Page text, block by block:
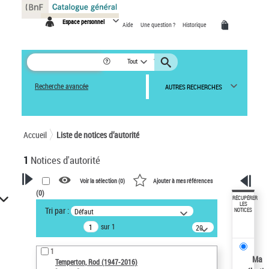
Espace personnel Aide Une question ? Historique
Tout
Recherche avancée AUTRES RECHERCHES
Accueil Liste de notices d’autorité
1 Notices d'autorité
VOTRE RECHERCHE
Recherche avancée dans les
notices d’autorité
Œuvres liées à l'auteur :
Temperton, Rod (1947-2016)
Voir la sélection (0) Ajouter à mes références
(0)
Tri par : Défaut
sur 1
20
résultats/page
1
Temperton, Rod (1947-2016)
RÉCUPÉRER
LES
NOTICES
Ma
Panneau de gestion des cookies